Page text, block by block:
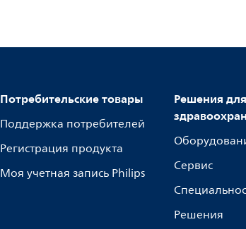
Потребительские товары
Поддержка потребителей
Регистрация продукта
Моя учетная запись Philips
Решения для
Сервис
Решения